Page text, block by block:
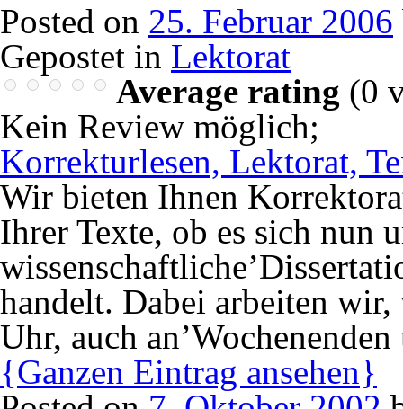
Posted on 25. Februar 2006
Gepostet in Lektorat
Average rating (0
Kein Review möglich;
Korrekturlesen, Lektorat,
Wir bieten Ihnen
Ihrer Texte, ob es sich nun
handelt. Dabei arbeiten
Uhr, auch
{Ganzen Eintrag ansehen}